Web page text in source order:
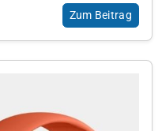
Zum Beitrag